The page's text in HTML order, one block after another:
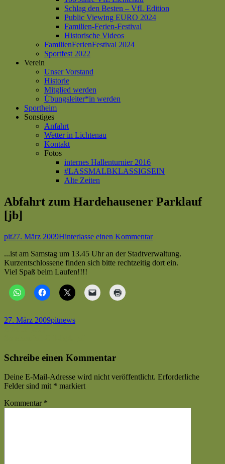
Schlag den Besten – VfL Edition
Public Viewing EURO 2024
Familien-Ferien-Festival
Historische Videos
FamilienFerienFestival 2024
Sportfest 2022
Verein
Unser Vorstand
Historie
Mitglied werden
Übungsleiter*in werden
Sportheim
Sonstiges
Anfahrt
Wetter in Lichtenau
Kontakt
Fotos
internes Hallenturnier 2016
#LASSMALBKLASSIGSEIN
Alte Zeiten
Abfahrt zum Hardehausener Parklauf
[jb]
Autor
pitVeröffentlicht
27. März 2009Hinterlasse einen Kommentarzu
zum
Hardehausener
...ist am Samstag um 13.45 Uhr an der Stadtverwaltung.
Kurzentschlossene finden sich bitte rechtzeitig dort ein.
Viel Spaß beim Laufen!!!!
Veröffentlicht
27. März 2009Autor
pitKategorien
news
Schreibe einen Kommentar
Deine E-Mail-Adresse wird nicht veröffentlicht. Erforderliche
Felder sind mit * markiert
Kommentar *